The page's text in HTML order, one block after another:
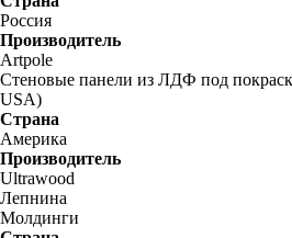
Россия
Производитель
Artpole
Стеновые панели из ЛДФ под
USA)
Страна
Америка
Производитель
Ultrawood
Лепнина
Молдинги